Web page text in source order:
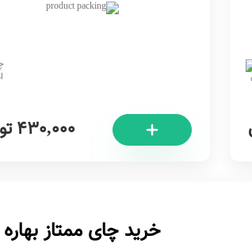
430,000
خرید چای ممتاز بهاره